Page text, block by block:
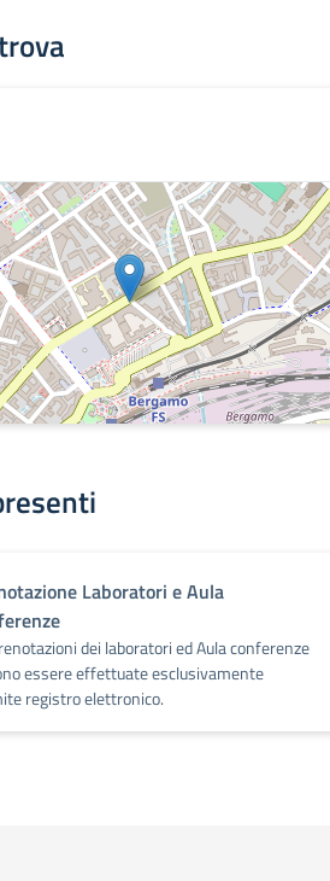
Laboratori e Aula
dei laboratori ed Aula conferenze
essere effettuate esclusivamente
registro elettronico.